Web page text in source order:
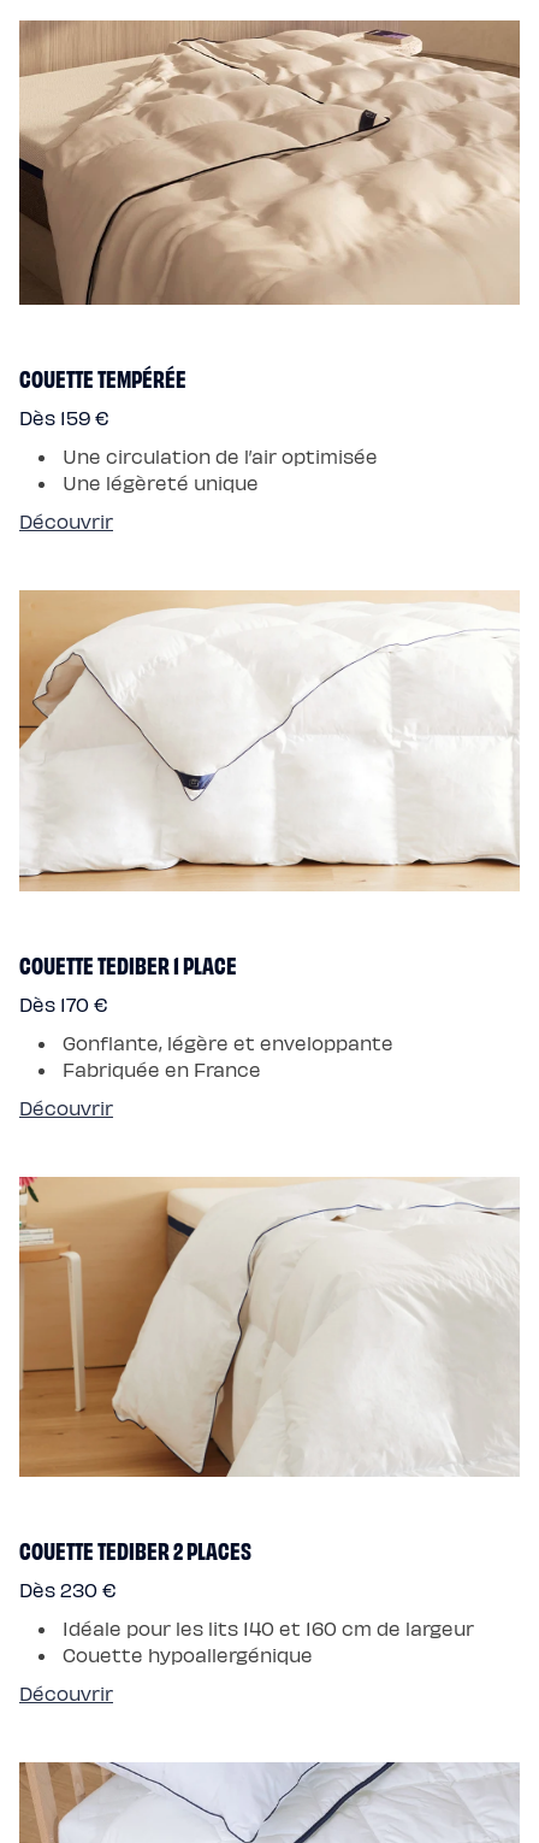
COUETTE TEMPÉRÉE
Dès 159 €
Une circulation de l’air optimisée
Une légèreté unique
Découvrir
COUETTE TEDIBER 1 PLACE
Dès 170 €
Gonflante, légère et enveloppante
Fabriquée en France
Découvrir
COUETTE TEDIBER 2 PLACES
Dès 230 €
Idéale pour les lits 140 et 160 cm de largeur
Couette hypoallergénique
Découvrir